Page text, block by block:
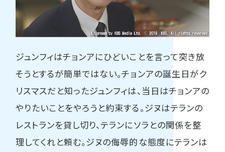
ジュンフィはチョンアにひどいことを言って突き放
そうとするが簡単ではない。チョンアの誕生日がク
リスマスだと知ったジュンフィは、当日はチョンアの
やりたいことをやろうと約束する。ジヌはテランの
レストランを貸し切り、テランにソラとの関係を整
理してくれと頼む。ジヌの侮辱的な態度にテランは